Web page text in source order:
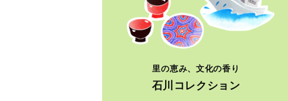
里の恵み、文化の香り
石川コレクション